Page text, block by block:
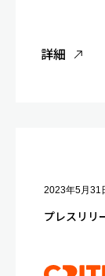
詳細
2023年5月31
プレスリリ